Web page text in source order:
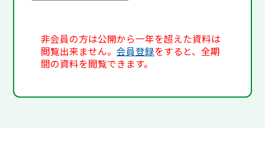
非会員の方は公開から一年を超えた資料は
閲覧出来ません。会員登録をすると、全期
間の資料を閲覧できます。